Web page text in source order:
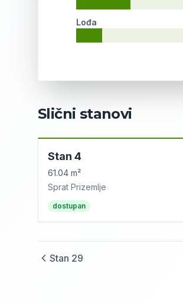
Lođa
Slični stanovi
Stan 4
61.04 m²
Sprat Prizemlje
dostupan
Stan 29